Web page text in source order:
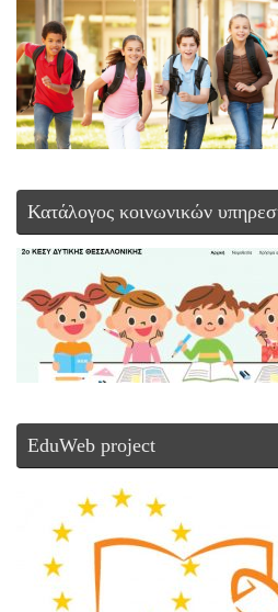
Κατάλογος κοινωνικών
EduWeb project